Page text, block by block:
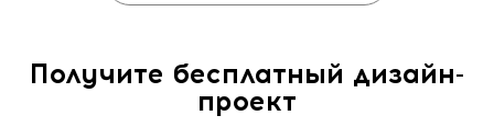
Получите бесплатный дизайн-
проект